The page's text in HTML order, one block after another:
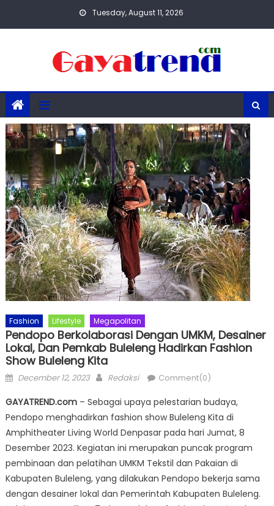
Tuesday, August 11, 2026
Fashion Lifestyle Megapolitan
Pendopo Berkolaborasi Dengan UMKM, Desainer
Lokal, Dan Pemkab Buleleng Hadirkan Fashion
Show Buleleng Kita
Posted
December 12, 2023 Author
Redaksi Comment(0)
GAYATREND.com– Sebagai upaya pelestarian budaya,
Pendopo menghadirkan fashion show Buleleng Kita di
Amphitheater Living World Denpasar pada hari Jumat, 8
Desember 2023. Kegiatan ini merupakan puncak program
pembinaan dan pelatihan UMKM Tekstil dan Pakaian di
Kabupaten Buleleng, yang dilakukan Pendopo bekerja sama
dengan desainer lokal dan Pemerintah Kabupaten Buleleng.